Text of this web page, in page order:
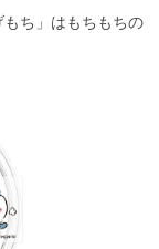
ち」はもちもちの